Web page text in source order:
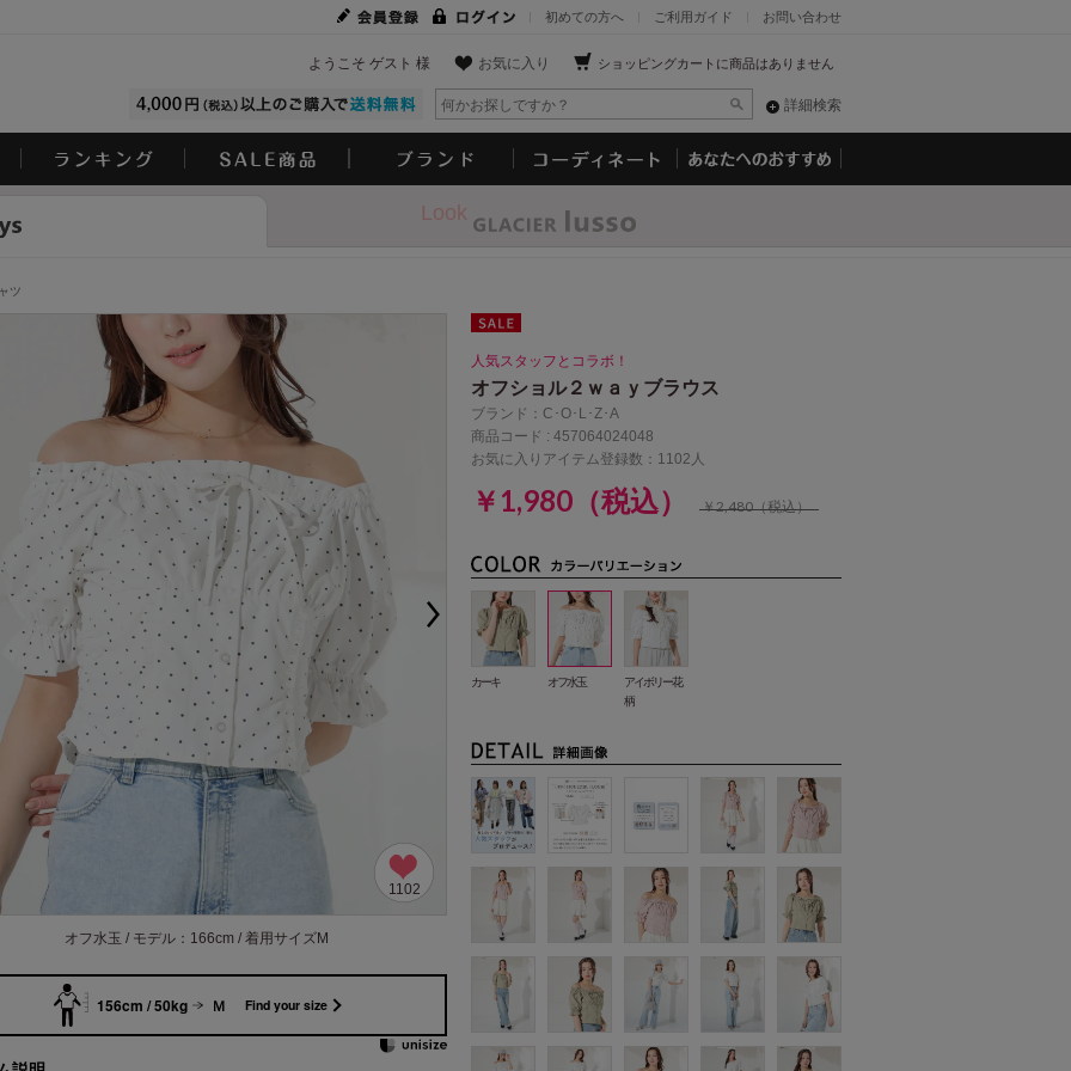
お問い合わせ
ご利用ガイド
初めての方へ
ショッピングカートに商品はありません
お気に入り
ようこそ ゲスト 様
詳細検索
Look
ツ
1102
オフ水玉 / モデル：166cm / 着用サイズM
156cm / 50kg Ｍ Find your size
人気スタッフとコラボ！
オフショル２ｗａｙブラウス
ブランド： C･O･L･Z･A
商品コード : 457064024048
お気に入りアイテム登録数：1102人
￥1,980（税込） ￥2,480（税込）
カーキ オフ水玉
アイボリー花
柄